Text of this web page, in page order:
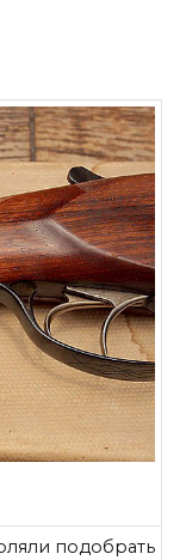
подобрать